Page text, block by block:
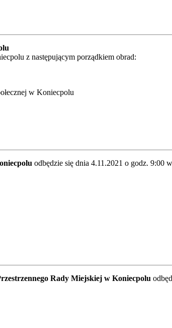
z następującym porządkiem obrad:
w Koniecpolu
odbędzie się dnia 4.11.2021 o godz. 9:00
Rady Miejskiej w Koniecpolu